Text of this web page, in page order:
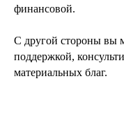
финансовой.
С другой стороны вы
поддержкой,
материальных благ.